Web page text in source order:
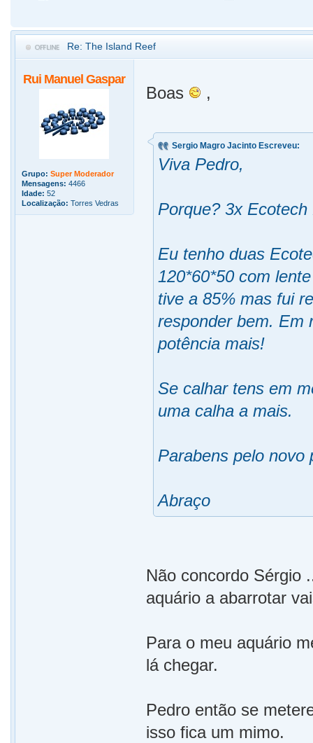
Re: The Island Reef
Rui Manuel Gaspar
Grupo: Super Moderador
Mensagens: 4466
Idade: 52
Localização: Torres Vedras
Boas ,
Sergio Magro Jacinto Escreveu:
Viva Pedro,
Porque? 3x
Eu tenho duas
120*60*50 com
tive a 85% mas fui
responder bem. Em
potência mais!
Se calhar tens em
uma calha a mais.
Parabens pelo novo
Abraço
Não concordo Sérgio
aquário a abarrotar
Para o meu aquário
lá chegar.
Pedro então se
isso fica um mimo.